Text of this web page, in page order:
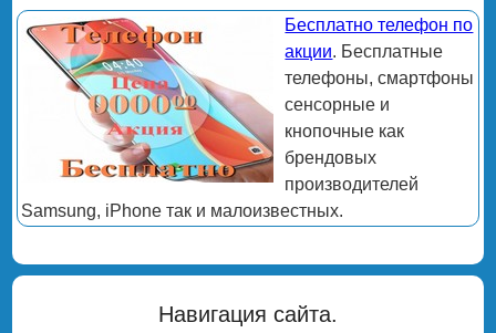
Бесплатно телефон по
акции. Бесплатные
телефоны, смартфоны
сенсорные и
кнопочные как
брендовых
производителей
Samsung, iPhone так и малоизвестных.
Навигация сайта.